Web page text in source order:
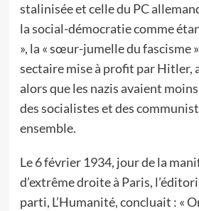
stalinisée et celle du PC
la social-démocratie comme
», la « sœur-jumelle du fascisme
sectaire mise à profit par Hitler,
alors que les nazis avaient
des socialistes et des
ensemble.
Le 6 février 1934, jour de la
d’extrême droite à Paris,
parti, L’Humanité, concluait : «